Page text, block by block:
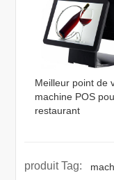
Meilleur point de
machine POS
restaurant
produit Tag: